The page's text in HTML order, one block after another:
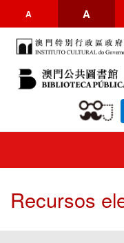
A A
Recursos